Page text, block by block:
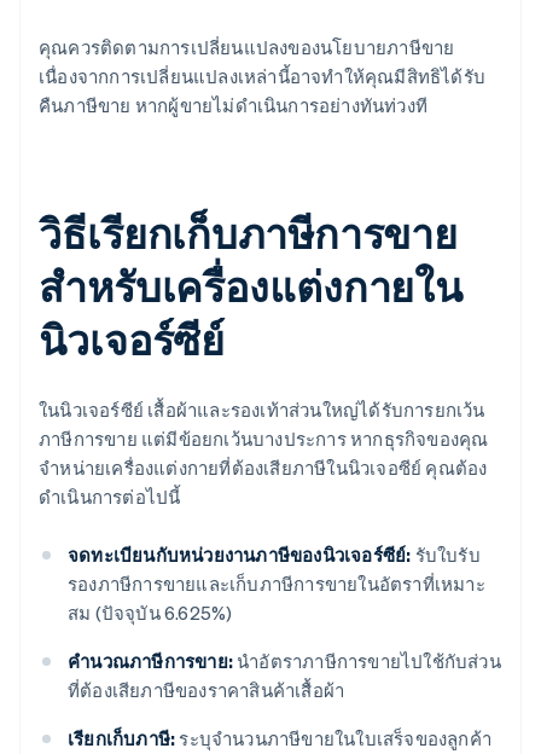
คุณควรติดตามการเปลี่ยนแปลงของนโยบายภาษีขาย
เนื่องจากการเปลี่ยนแปลงเหล่านี้อาจทำให้คุณมีสิทธิได้รับ
คืนภาษีขาย หากผู้ขายไม่ดำเนินการอย่างทันท่วงที
วิธีเรียกเก็บภาษีการขาย
สําหรับเครื่องแต่งกายใน
นิวเจอร์ซีย์
ในนิวเจอร์ซีย์ เสื้อผ้าและรองเท้าส่วนใหญ่ได้รับการยกเว้น
ภาษีการขาย แต่มีข้อยกเว้นบางประการ หากธุรกิจของคุณ
จําหน่ายเครื่องแต่งกายที่ต้องเสียภาษีในนิวเจอซีย์ คุณต้อง
ดำเนินการต่อไปนี้
จดทะเบียนกับหน่วยงานภาษีของนิวเจอร์ซีย์: รับใบรับ
รองภาษีการขายและเก็บภาษีการขายในอัตราที่เหมาะ
สม (ปัจจุบัน 6.625%)
คํานวณภาษีการขาย: นำอัตราภาษีการขายไปใช้กับส่วน
ที่ต้องเสียภาษีของราคาสินค้าเสื้อผ้า
เรียกเก็บภาษี: ระบุจำนวนภาษีขายในใบเสร็จของลูกค้า